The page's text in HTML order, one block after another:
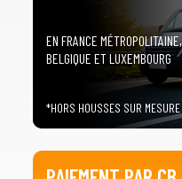
EN FRANCE MÉTROPOLITAINE,
BELGIQUE ET LUXEMBOURG
*HORS HOUSSES SUR MESURE